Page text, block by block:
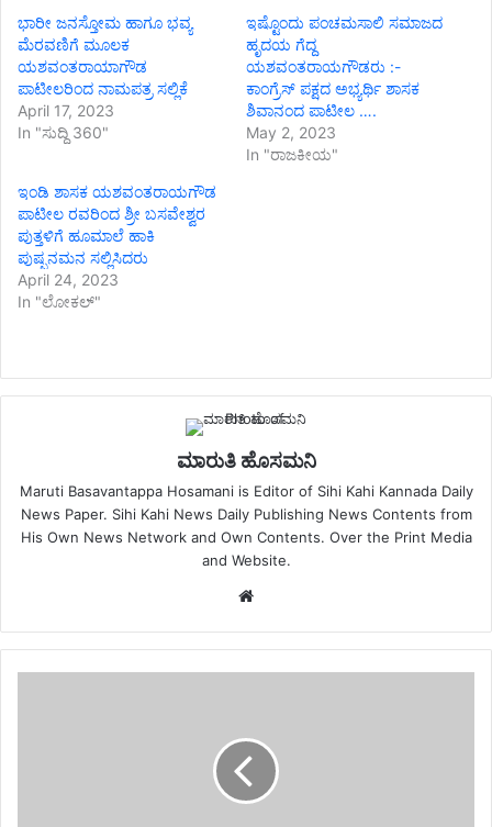
ಭಾರೀ ಜನಸ್ತೋಮ ಹಾಗೂ ಭವ್ಯ
ಮೆರವಣಿಗೆ ಮೂಲಕ
ಯಶವಂತರಾಯಾಗೌಡ
ಪಾಟೀಲರಿಂದ ನಾಮಪತ್ರ ಸಲ್ಲಿಕೆ
April 17, 2023
In "ಸುದ್ದಿ 360"
ಇಷ್ಟೊಂದು ಪಂಚಮಸಾಲಿ ಸಮಾಜದ
ಹೃದಯ ಗೆದ್ದ
ಯಶವಂತರಾಯಗೌಡರು :-
ಕಾಂಗ್ರೆಸ್ ಪಕ್ಷದ ಅಭ್ಯರ್ಥಿ ಶಾಸಕ
ಶಿವಾನಂದ ಪಾಟೀಲ ….
May 2, 2023
In "ರಾಜಕೀಯ"
ಇಂಡಿ ಶಾಸಕ ಯಶವಂತರಾಯಗೌಡ
ಪಾಟೀಲ ರವರಿಂದ ಶ್ರೀ ಬಸವೇಶ್ವರ
ಪುತ್ತಳಿಗೆ ಹೂಮಾಲೆ ಹಾಕಿ
ಪುಷ್ಪನಮನ ಸಲ್ಲಿಸಿದರು
April 24, 2023
In "ಲೋಕಲ್"
ಮಾರುತಿ ಹೊಸಮನಿ
Maruti Basavantappa Hosamani is Editor of Sihi Kahi Kannada Daily
News Paper. Sihi Kahi News Daily Publishing News Contents from
His Own News Network and Own Contents. Over the Print Media
and Website.
Website